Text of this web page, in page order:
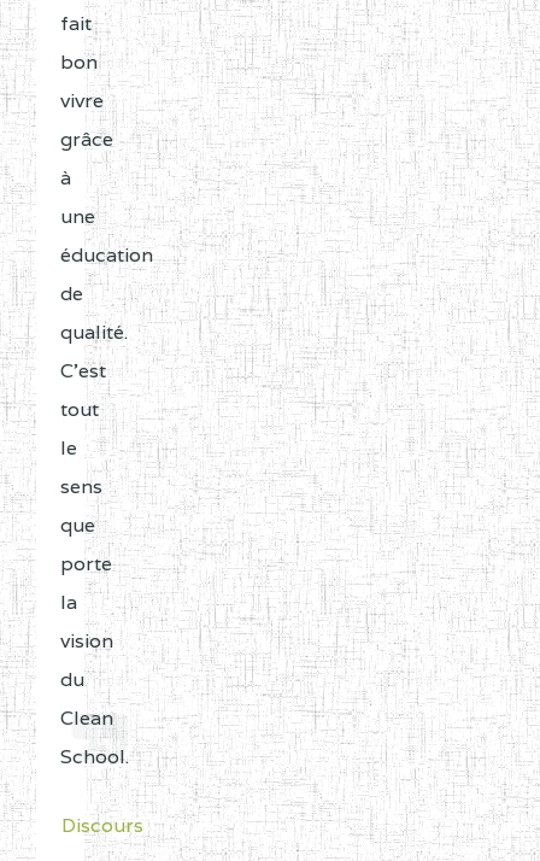
fait
bon
vivre
grâce
à
une
éducation
de
qualité.
C'est
tout
le
sens
que
porte
la
vision
du
Clean
School.
Discours